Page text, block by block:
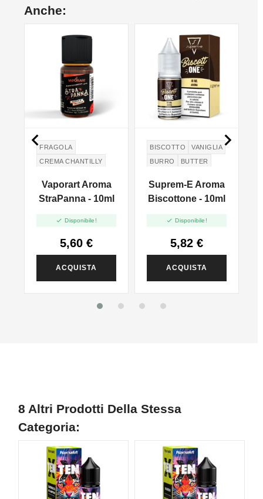
Anche:
FRAGOLA
CREMA CHANTILLY
Vaporart Aroma
StraPanna - 10ml
 Disponibile!
5,60 €
ACQUISTA
BISCOTTO
VANIGLIA
BURRO
BUTTER
Suprem-E Aroma
Biscottone - 10ml
 Disponibile!
5,82 €
ACQUISTA
 
8 Altri Prodotti Della Stessa
Categoria: